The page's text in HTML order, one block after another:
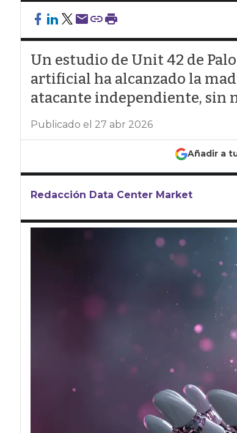
Un estudio de Unit 42 de
artificial ha alcanzado la
atacante independiente, sin
Publicado el 27 abr 2026
Añadir a
Redacción Data Center Market